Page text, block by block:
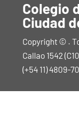
Colegio
Ciudad
Copyright © .
Callao 1542
(+54 11) 4809-